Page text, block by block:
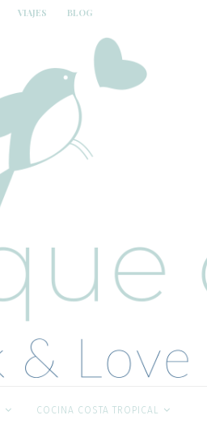
VIAJES BLOG
COCINA COSTA TROPICAL